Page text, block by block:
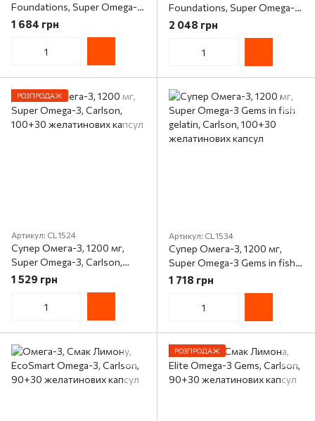
Foundations, Super Omega-3,
Life Extension, 120
Желатинових Капсул
1 684 грн
Foundations, Super Omega-3
Plus, Life Extension, 120
Желатинових Капсул
2 048 грн
РОЗПРОДАЖ
Артикул: CL1524
Супер Омега-3, 1200 мг,
Super Omega-3, Carlson,
100+30 желатинових капсул
1 529 грн
Артикул: CL1534
Супер Омега-3, 1200 мг,
Super Omega-3 Gems in fish
gelatin, Carlson, 100+30
желатинових капсул
1 718 грн
РОЗПРОДАЖ